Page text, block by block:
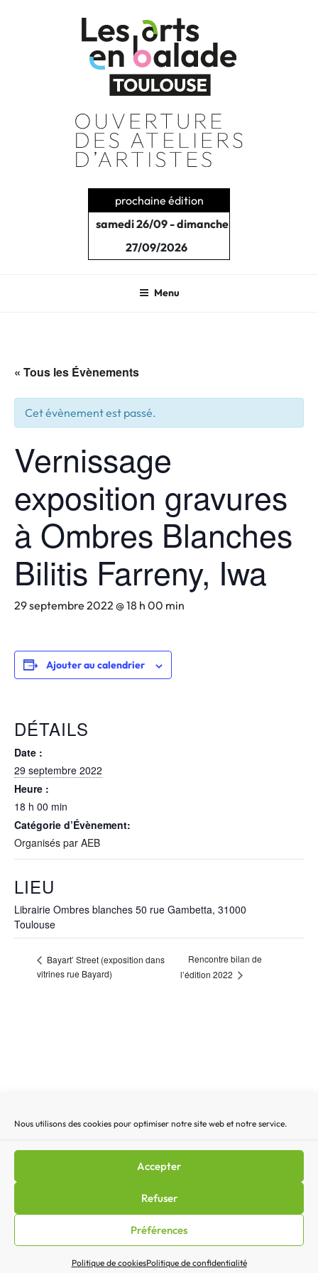
Nous utilisons des cookies pour optimiser notre site web et notre service.
Accepter
Refuser
Préférences
Politique de cookiesPolitique de confidentialité
prochaine édition
samedi 26/09 - dimanche
27/09/2026
Menu
« Tous les Évènements
Cet évènement est passé.
Vernissage
exposition gravures
à Ombres Blanches
Bilitis Farreny, Iwa
29 septembre 2022 @ 18 h 00 min
Ajouter au calendrier
DÉTAILS
Date :
29 septembre 2022
Heure :
18 h 00 min
Catégorie d’Évènement:
Organisés par AEB
LIEU
Librairie Ombres blanches 50 rue Gambetta, 31000
Toulouse
Bayart’ Street (exposition dans
vitrines rue Bayard)
Rencontre bilan de
l’édition 2022
Recherche
cookies|Politique de confidentialité|Politique de cookies
(EU)|Contact